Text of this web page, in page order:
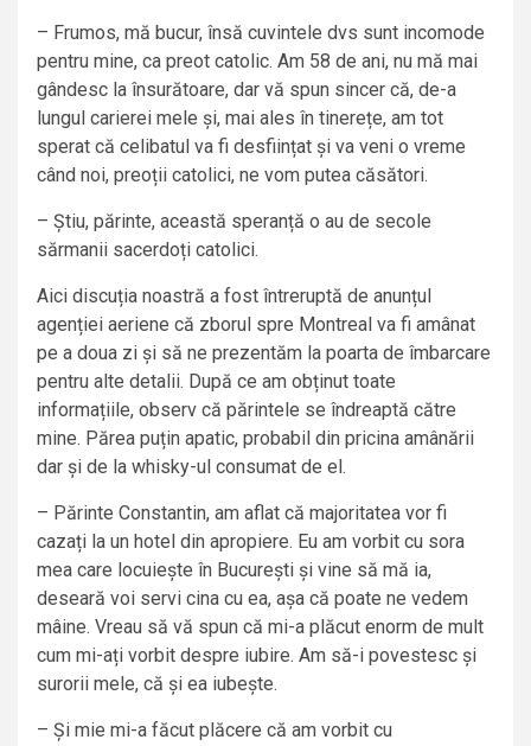
– Frumos, mă bucur, însă cuvintele dvs sunt incomode
pentru mine, ca preot catolic. Am 58 de ani, nu mă mai
gândesc la însurătoare, dar vă spun sincer că, de-a
lungul carierei mele și, mai ales în tinerețe, am tot
sperat că celibatul va fi desființat și va veni o vreme
când noi, preoții catolici, ne vom putea căsători.
– Știu, părinte, această speranță o au de secole
sărmanii sacerdoți catolici.
Aici discuția noastră a fost întreruptă de anunțul
agenției aeriene că zborul spre Montreal va fi amânat
pe a doua zi și să ne prezentăm la poarta de îmbarcare
pentru alte detalii. După ce am obținut toate
informațiile, observ că părintele se îndreaptă către
mine. Părea puțin apatic, probabil din pricina amânării
dar și de la whisky-ul consumat de el.
– Părinte Constantin, am aflat că majoritatea vor fi
cazați la un hotel din apropiere. Eu am vorbit cu sora
mea care locuiește în București și vine să mă ia,
deseară voi servi cina cu ea, așa că poate ne vedem
mâine. Vreau să vă spun că mi-a plăcut enorm de mult
cum mi-ați vorbit despre iubire. Am să-i povestesc și
surorii mele, că și ea iubește.
– Și mie mi-a făcut plăcere că am vorbit cu